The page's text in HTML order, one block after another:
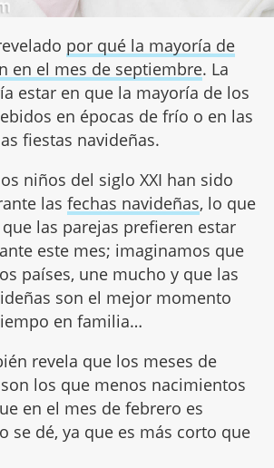
por qué la mayoría de
en el mes de septiembre. La
estar en que la mayoría de los
en épocas de frío o en las
fiestas navideñas.
niños del siglo XXI han sido
las fechas navideñas, lo que
las parejas prefieren estar
este mes; imaginamos que
países, une mucho y que las
son el mejor momento
en familia…
revela que los meses de
los que menos nacimientos
en el mes de febrero es
se dé, ya que es más corto que